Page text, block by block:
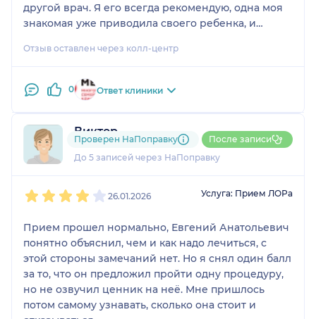
другой врач. Я его всегда рекомендую, одна моя
знакомая уже приводила своего ребенка, и
Отзыв оставлен через колл-центр
0 Ответ клиники
Виктор
2 отзываи 1 оценка
До 5 записей через НаПоправку
Проверен НаПоправку После записи
26.01.2026 Услуга: Прием ЛОРа
Прием прошел нормально, Евгений Анатольевич
понятно объяснил, чем и как надо лечиться, с
этой стороны замечаний нет. Но я снял один балл
за то, что он предложил пройти одну процедуру,
но не озвучил ценник на неё. Мне пришлось
потом самому узнавать, сколько она стоит и